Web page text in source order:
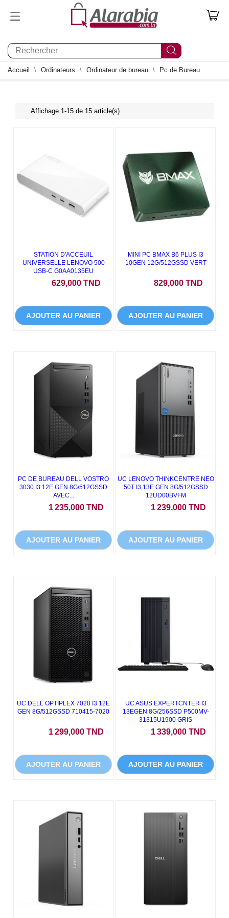
0
Accueil Ordinateurs Ordinateur de bureau Pc de Bureau
Affichage 1-15 de 15 article(s)
STATION D'ACCEUIL
UNIVERSELLE LENOVO 500
USB-C G0AA0135EU
629,000 TND
AJOUTER AU PANIER
MINI PC BMAX B6 PLUS I3
10GEN 12G/512GSSD VERT
829,000 TND
AJOUTER AU PANIER
PC DE BUREAU DELL VOSTRO
3030 I3 12E GEN 8G/512GSSD
AVEC...
1 235,000 TND
AJOUTER AU PANIER
UC LENOVO THINKCENTRE NEO
50T I3 13E GEN 8G/512GSSD
12UD00BVFM
1 239,000 TND
AJOUTER AU PANIER
UC DELL OPTIPLEX 7020 I3 12E
GEN 8G/512GSSD 710415-7020
1 299,000 TND
AJOUTER AU PANIER
UC ASUS EXPERTCNTER I3
13EGEN 8G/256SSD P500MV-
31315U1900 GRIS
1 339,000 TND
AJOUTER AU PANIER